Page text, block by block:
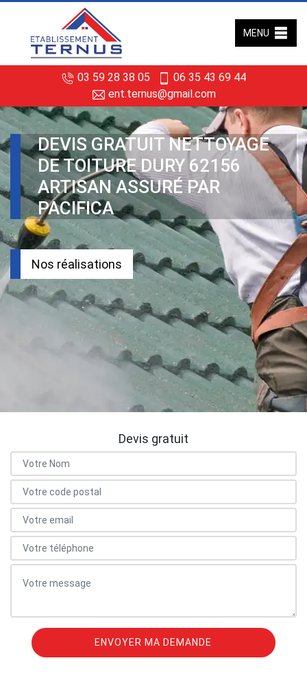
03 59 28 38 05
06 35 43 69 44
ent.ternus@gmail.com
MENU
DEVIS GRATUIT NETTOYAGE
DE TOITURE DURY 62156
ARTISAN ASSURÉ PAR
PACIFICA
Nos réalisations
Devis gratuit